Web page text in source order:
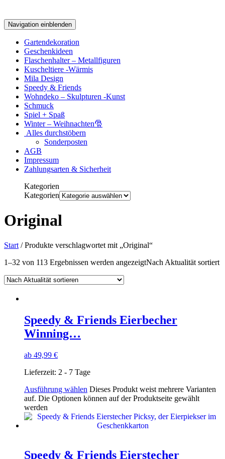
Navigation einblenden
Gartendekoration
Geschenkideen
Flaschenhalter – Metallfiguren
Kuscheltiere -Wärmis
Mila Design
Speedy & Friends
Wohndeko – Skulpturen -Kunst
Schmuck
Spiel + Spaß
Winter – Weihnachten🎅
Alles durchstöbern
Sonderposten
AGB
Impressum
Zahlungsarten & Sicherheit
Kategorien
Kategorien
Original
Start / Produkte verschlagwortet mit „Original“
1–32 von 113 Ergebnissen werden angezeigtNach Aktualität sortiert
Speedy & Friends Eierbecher
Winning…
ab 49,99 €
Lieferzeit: 2 - 7 Tage
Ausführung wählen Dieses Produkt weist mehrere Varianten
auf. Die Optionen können auf der Produktseite gewählt
werden
Speedy & Friends Eierstecher